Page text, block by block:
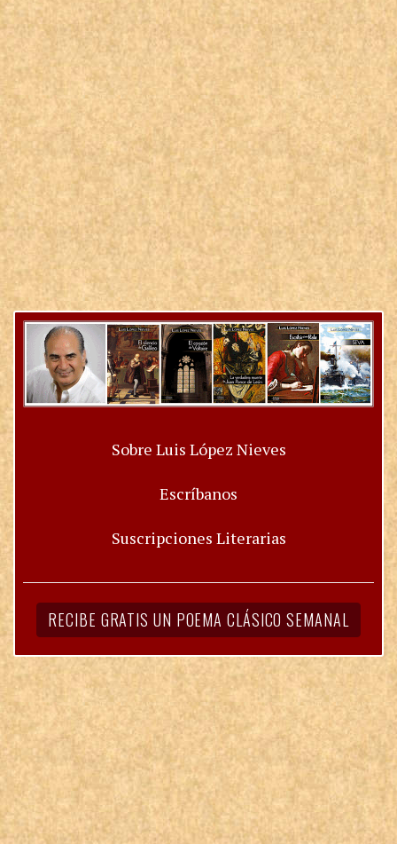
Sobre Luis López Nieves
Escríbanos
Suscripciones Literarias
RECIBE GRATIS UN POEMA CLÁSICO SEMANAL